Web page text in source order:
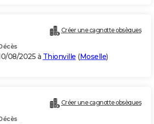
Créer une cagnotte obsèques
08/2025 à Thionville (Moselle)
Créer une cagnotte obsèques